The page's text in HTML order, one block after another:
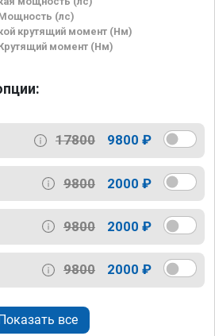
(лс)
крутящий момент (Нм)
момент (Нм)
17800 9800 ₽
9800 2000 ₽
9800 2000 ₽
9800 2000 ₽
все